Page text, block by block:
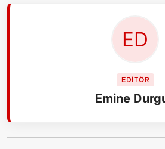
EDİTÖR
Emine